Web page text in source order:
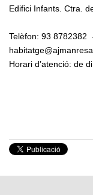
Edifici
Telèfon: 93 8782382
Horari d’atenció: de